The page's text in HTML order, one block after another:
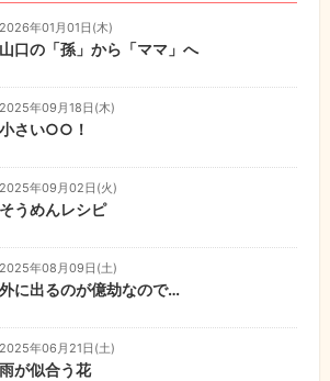
2026年01月01日(木)
山口の「孫」から「ママ」へ
2025年09月18日(木)
小さい○○！
2025年09月02日(火)
そうめんレシピ
2025年08月09日(土)
外に出るのが億劫なので…
2025年06月21日(土)
雨が似合う花